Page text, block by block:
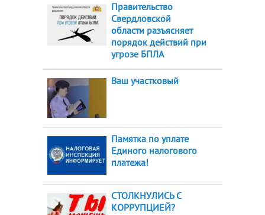
Правительство
Свердловской
области разъясняет
порядок действий при
угрозе БПЛА
Ваш участковый
Памятка по уплате
Единого налогового
платежа!
СТОЛКНУЛИСЬ С
КОРРУПЦИЕЙ?